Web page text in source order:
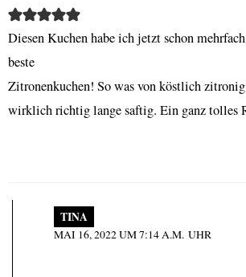
Diesen Kuchen habe ich jetzt schon
beste
Zitronenkuchen! So was von köstlich
wirklich richtig lange saftig. Ein ganz tolles
TINA
MAI 16, 2022 UM 7:14 A.M. UHR